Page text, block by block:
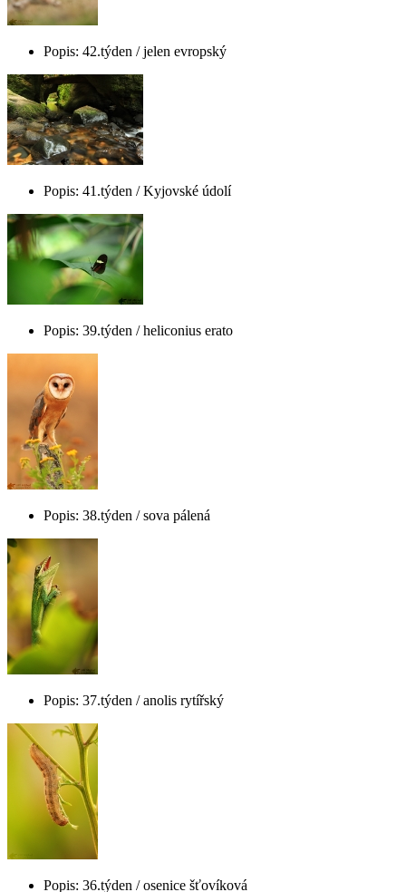
Popis: 42.týden / jelen evropský
Popis: 41.týden / Kyjovské údolí
Popis: 39.týden / heliconius erato
Popis: 38.týden / sova pálená
Popis: 37.týden / anolis rytířský
Popis: 36.týden / osenice šťovíková